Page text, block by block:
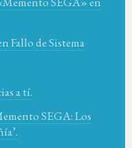
Fallo de Sistema
a tí.
SEGA: Los